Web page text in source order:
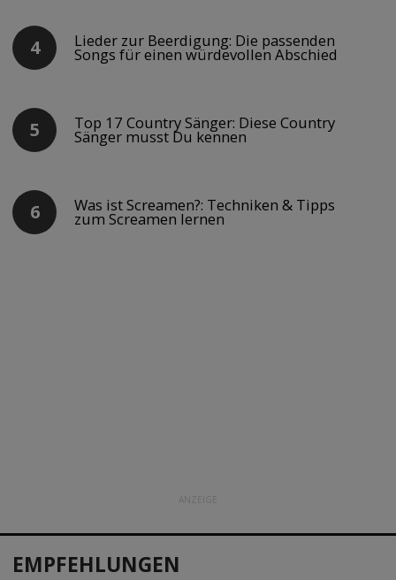
Lieder zur Beerdigung: Die passenden
Songs für einen würdevollen Abschied
Top 17 Country Sänger: Diese Country
Sänger musst Du kennen
Was ist Screamen?: Techniken & Tipps
zum Screamen lernen
ANZEIGE
EMPFEHLUNGEN